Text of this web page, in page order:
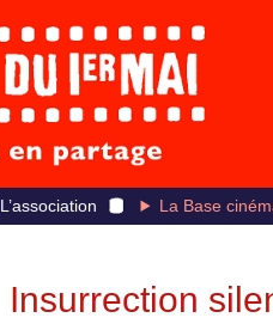
L’association La Base
Insurrection